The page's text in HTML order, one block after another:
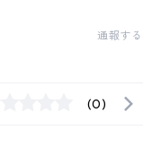
通報する
(0)